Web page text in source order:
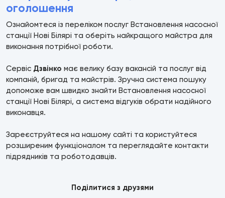
оголошення
Ознайомтеся із переліком послуг Встановлення насосної
станції Нові Білярі та оберіть найкращого майстра для
виконання потрібної роботи.
Сервіс Дзвінко має велику базу вакансій та послуг від
компаній, бригад та майстрів. Зручна система пошуку
допоможе вам швидко знайти Встановлення насосної
станції Нові Білярі, а система відгуків обрати надійного
виконавця.
Зареєструйтеся на нашому сайті та користуйтеся
розширеним функціоналом та переглядайте контакти
підрядників та роботодавців.
Поділитися з друзями